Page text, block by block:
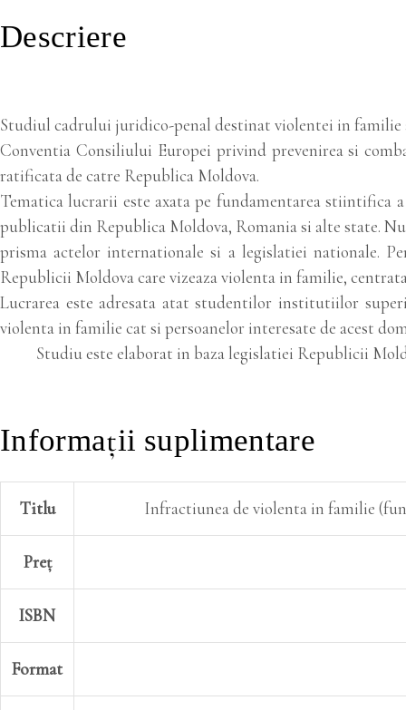
Descriere
Studiul cadrului juridico-penal destinat violentei in familie
Conventia Consiliului Europei privind prevenirea si
ratificata de catre Republica Moldova.
Tematica lucrarii este axata pe fundamentarea stiintifica
publicatii din Republica Moldova, Romania si alte state.
prisma actelor internationale si a legislatiei nationale.
Republicii Moldova care vizeaza violenta in familie,
Lucrarea este adresata atat studentilor institutiilor
violenta in familie cat si persoanelor interesate de acest
Studiu este elaborat in baza legislatiei Republicii
Informații suplimentare
Titlu Infractiunea de violenta in familie
Preț
ISBN
Format